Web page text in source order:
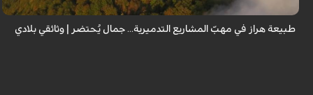
طبيعة هراز في مهبّ المشاريع التدميرية... جمال يُحتضر | وثائقي بلادي